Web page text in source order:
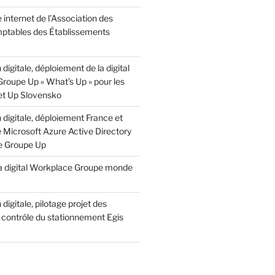
internet de l’Association des
des Établissements
déploiement de la digital
Up « What’s Up » pour les
Up Slovensko
déploiement France et
Microsoft Azure Active Directory
Groupe Up
digital Workplace Groupe monde
pilotage projet des
du stationnement Egis